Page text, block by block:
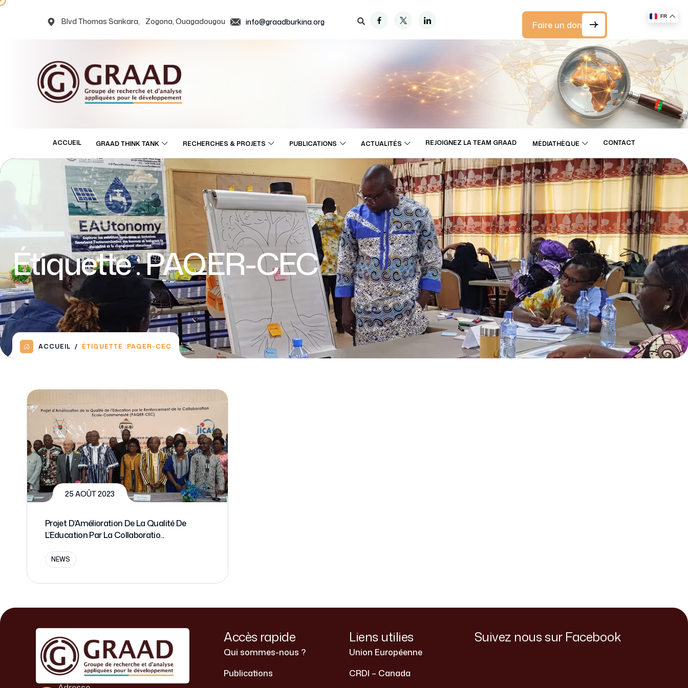
Blvd Thomas Sankara, Zogona, Ouagadougou info@graadburkina.org Faire un don
ACCUEIL GRAAD THINK TANK RECHERCHES & PROJETS PUBLICATIONS ACTUALITÉS REJOIGNEZ LA TEAM GRAAD MÉDIATHÈQUE CONTACT
Étiquette :PAQER-CEC
ACCUEIL ÉTIQUETTE :PAQER-CEC
25 AOÛT 2023
Projet D’Amélioration De La Qualité De
L’Education Par La Collaboratio...
NEWS
Accès rapide
Qui sommes-nous ?
Publications
Liens utilies
Union Européenne
CRDI – Canada
Suivez nous sur Facebook
FR